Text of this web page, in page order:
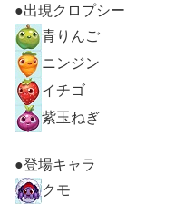
●出現クロプシー
青りんご
ニンジン
イチゴ
紫玉ねぎ
●登場キャラ
クモ